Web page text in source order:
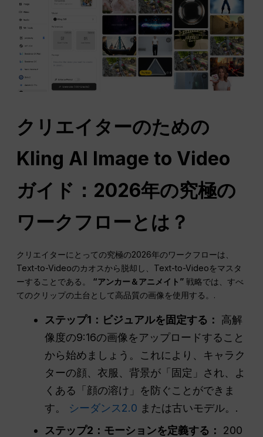
クリエイターのための
Kling AI Image to Video
ガイド：2026年の究極の
ワークフローとは？
クリエイターにとっての究極の2026年のワークフローは、
Text-to-Videoのカオスから脱却し、Text-to-Videoをマスタ
ーすることである。 “アンカー＆アニメイト” 戦略では、すべ
てのクリップの土台として高品質の画像を使用する。.
ステップ1：ビジュアルを固定する：
高解
像度の9:16の画像をアップロードすること
から始めましょう。これにより、キャラク
ターの顔、衣服、背景が「固定」され、よ
くある「顔の溶け」を防ぐことができま
す。 シーダンス2.0 または古いモデル。.
ステップ2：モーションを定義する：
200